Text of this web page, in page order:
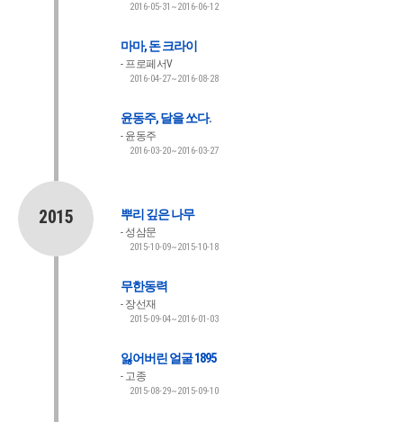
2016-05-31~2016-06-12
마마, 돈 크라이
프로페서V
2016-04-27~2016-08-28
윤동주, 달을 쏘다.
윤동주
2016-03-20~2016-03-27
2015 뿌리 깊은 나무
성삼문
2015-10-09~2015-10-18
무한동력
장선재
2015-09-04~2016-01-03
잃어버린 얼굴 1895
고종
2015-08-29~2015-09-10